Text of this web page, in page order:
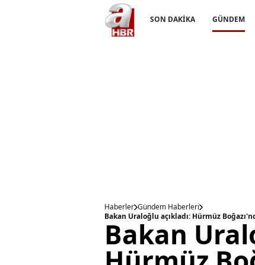
SON DAKİKA GÜNDEM
Haberler Gündem Haberleri
Bakan Uraloğlu açıkladı: Hürmüz
Bakan